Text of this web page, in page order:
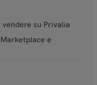
su Privalia
e